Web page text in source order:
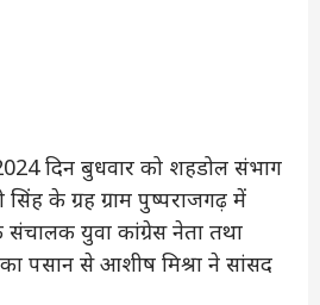
दिन बुधवार को शहडोल संभाग
सिंह के ग्रह ग्राम पुष्पराजगढ़ में
संचालक युवा कांग्रेस नेता तथा
पसान से आशीष मिश्रा ने सांसद